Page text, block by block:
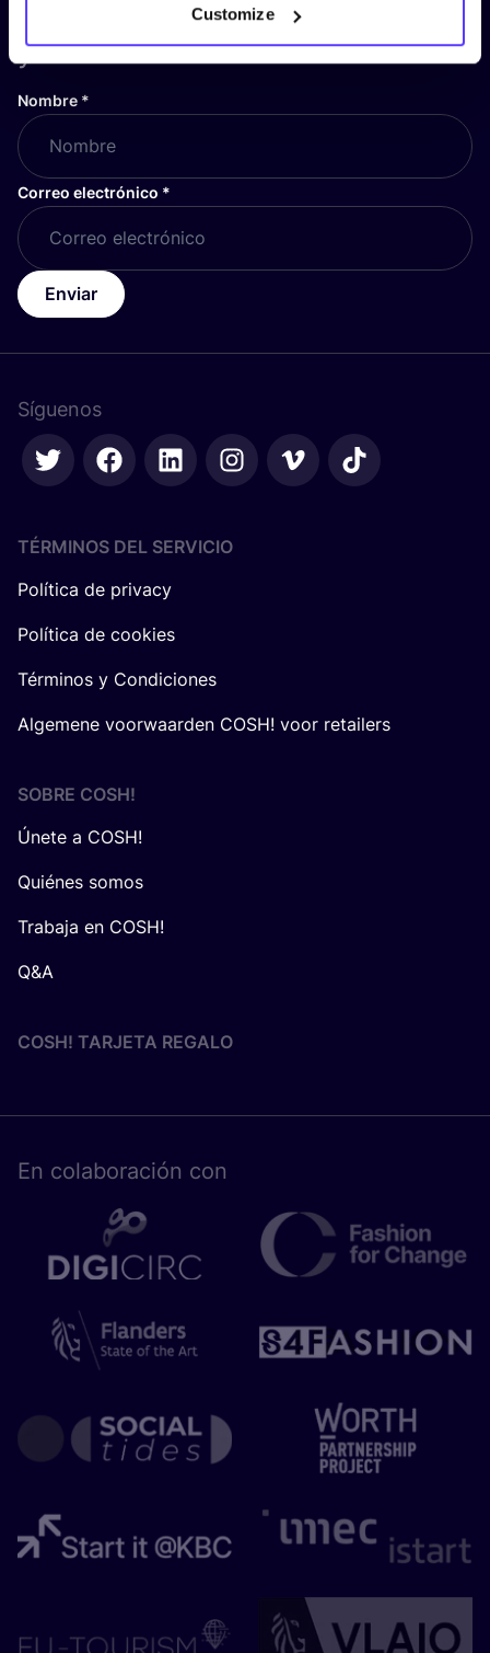
Customize
¡Suscríbete a nuestro boletín
y mantente informado!
Nombre *
Correo electrónico *
Enviar
Síguenos
TÉRMINOS DEL SERVICIO
Política de privacy
Política de cookies
Términos y Condiciones
Algemene voorwaarden COSH! voor retailers
SOBRE COSH!
Únete a COSH!
Quiénes somos
Trabaja en COSH!
Q&A
COSH! TARJETA REGALO
En cola­bo­ra­ción con